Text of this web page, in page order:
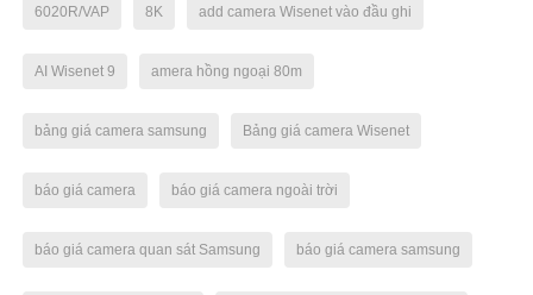
6020R/VAP 8K add camera Wisenet vào đầu ghi
AI Wisenet 9 amera hồng ngoại 80m
bảng giá camera samsung Bảng giá camera Wisenet
báo giá camera báo giá camera ngoài trời
báo giá camera quan sát Samsung báo giá camera samsung